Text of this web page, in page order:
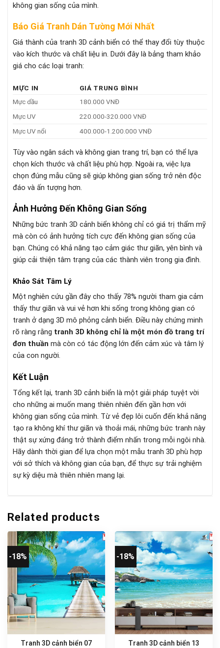
không gian sống của mình.
Báo Giá Tranh Dán Tường Mới Nhất
Giá thành của tranh 3D cảnh biển có thể thay đổi tùy thuộc
vào kích thước và chất liệu in. Dưới đây là bảng tham khảo
giá cho các loại tranh:
MỰC IN
GIÁ TRUNG BÌNH
Mực dầu
180.000 VNĐ
Mực UV
220.000-320.000 VNĐ
Mực UV nổi
400.000-1.200.000 VNĐ
Tùy vào ngân sách và không gian trang trí, bạn có thể lựa
chọn kích thước và chất liệu phù hợp. Ngoài ra, việc lựa
chọn đúng mẫu cũng sẽ giúp không gian sống trở nên độc
đáo và ấn tượng hơn.
Ảnh Hưởng Đến Không Gian Sống
Những bức tranh 3D cảnh biển không chỉ có giá trị thẩm mỹ
mà còn có ảnh hưởng tích cực đến không gian sống của
bạn. Chúng có khả năng tạo cảm giác thư giãn, yên bình và
giúp cải thiện tâm trạng của các thành viên trong gia đình.
Khảo Sát Tâm Lý
Một nghiên cứu gần đây cho thấy 78% người tham gia cảm
thấy thư giãn và vui vẻ hơn khi sống trong không gian có
tranh ở dạng 3D mô phỏng cảnh biển. Điều này chứng minh
rõ ràng rằng tranh 3D không chỉ là một món đồ trang trí
đơn thuần mà còn có tác động lớn đến cảm xúc và tâm lý
của con người.
Kết Luận
Tổng kết lại, tranh 3D cảnh biển là một giải pháp tuyệt vời
cho những ai muốn mang thiên nhiên đến gần hơn với
không gian sống của mình. Từ vẻ đẹp lôi cuốn đến khả năng
tạo ra không khí thư giãn và thoải mái, những bức tranh này
thật sự xứng đáng trở thành điểm nhấn trong mỗi ngôi nhà.
Hãy dành thời gian để lựa chọn một mẫu tranh 3D phù hợp
với sở thích và không gian của bạn, để thực sự trải nghiệm
sự kỳ diệu mà thiên nhiên mang lại.
Related products
-18%
Tranh 3D cảnh biển 07
-18%
Tranh 3D cảnh biển 13